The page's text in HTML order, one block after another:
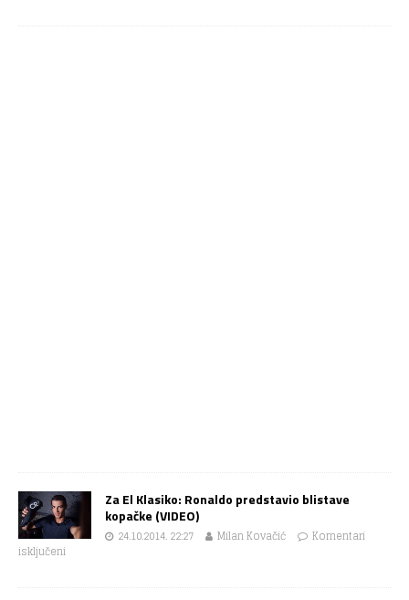
Za El Klasiko: Ronaldo predstavio blistave
kopačke (VIDEO)
24.10.2014. 22:27 Milan Kovačić
Komentari
isključeni